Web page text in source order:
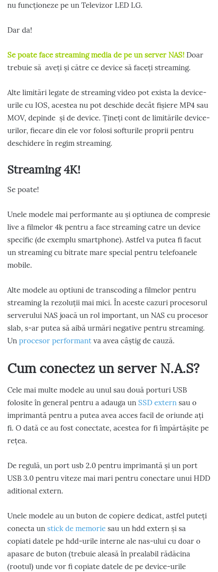
nu funcționeze pe un Televizor LED LG.
Dar da!
Se poate face streaming media de pe un server NAS! Doar
trebuie să aveți și către ce device să faceți streaming.
Alte limitări legate de streaming video pot exista la device-
urile cu IOS, acestea nu pot deschide decât fișiere MP4 sau
MOV, depinde și de device. Țineți cont de limitările device-
urilor, fiecare din ele vor folosi softurile proprii pentru
deschidere în regim streaming.
Streaming 4K!
Se poate!
Unele modele mai performante au și optiunea de compresie
live a filmelor 4k pentru a face streaming catre un device
specific (de exemplu smartphone). Astfel va putea fi facut
un streaming cu bitrate mare special pentru telefoanele
mobile.
Alte modele au optiuni de transcoding a filmelor pentru
streaming la rezoluții mai mici. În aceste cazuri procesorul
serverului NAS joacă un rol important, un NAS cu procesor
slab, s-ar putea să aibă urmări negative pentru streaming.
Un procesor performant va avea câștig de cauză.
Cum conectez un server N.A.S?
Cele mai multe modele au unul sau două porturi USB
folosite în general pentru a adauga un SSD extern sau o
imprimantă pentru a putea avea acces facil de oriunde ați
fi. O dată ce au fost conectate, acestea for fi împărtășite pe
rețea.
De regulă, un port usb 2.0 pentru imprimantă și un port
USB 3.0 pentru viteze mai mari pentru conectare unui HDD
aditional extern.
Unele modele au un buton de copiere dedicat, astfel puteți
conecta un stick de memorie sau un hdd extern și sa
copiati datele pe hdd-urile interne ale nas-ului cu doar o
apasare de buton (trebuie aleasă în prealabil rădăcina
(rootul) unde vor fi copiate datele de pe device-urile